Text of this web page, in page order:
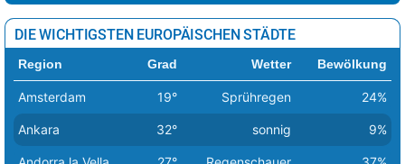
DIE WICHTIGSTEN EUROPÄISCHEN STÄDTE
Region Grad Wetter Bewölkung
Amsterdam 19° Sprühregen 24%
Ankara 32° sonnig 9%